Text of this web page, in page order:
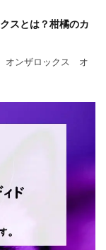
スとは？柑橘のカ
オンザロックス オ